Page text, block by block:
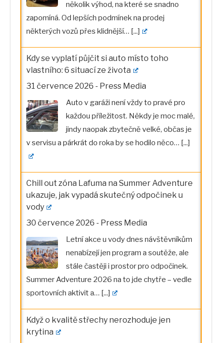
zapomíná. Od lepších podmínek na prodej
některých vozů přes klidnější…[...]
Kdy se vyplatí půjčit si auto místo toho
vlastního: 6 situací ze života
31 července 2026-Press Media
každou příležitost. Někdy je moc malé,
jindy naopak zbytečně velké, občas je
v servisu a párkrát do roka by se hodilo něco…[...]
Chill out zóna Lafuma na Summer Adventure
ukazuje, jak vypadá skutečný odpočinek u
vody
30 července 2026
nenabízejí jen program a soutěže, ale
stále častěji i prostor pro odpočinek.
Summer Adventure 2026 na to jde chytře – vedle
sportovních aktivit a…[...]
Když o kvalitě střechy nerozhoduje jen
krytina
26 července 2026